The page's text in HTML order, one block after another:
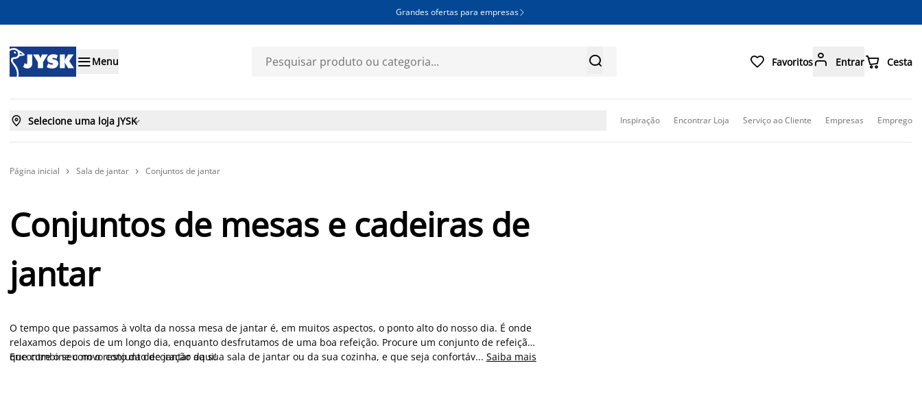
Grandes ofertas para empresas 
Menu   Favoritos Entrar Cesta
 Selecione uma loja JYSK Inspiração Encontrar Loja Serviço ao Cliente Empresas Emprego
Página inicial  Sala de jantar  Conjuntos de jantar
Conjuntos de mesas e cadeiras de
jantar
O tempo que passamos à volta da nossa mesa de jantar é, em muitos aspectos, o ponto alto do nosso dia. É onde
relaxamos depois de um longo dia, enquanto desfrutamos de uma boa refeição. Procure um conjunto de refeição
que combine com o resto da decoração da sua sala de jantar ou da sua cozinha, e que seja confortável para toda
Encontre o seu novo conjunto de jantar aqui! ... Saiba mais